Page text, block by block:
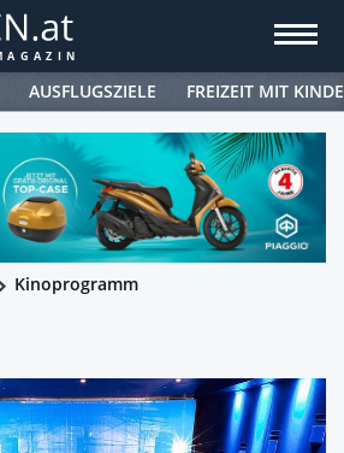
AUSFLUGSZIELE FREIZEIT MIT
Kinoprogramm